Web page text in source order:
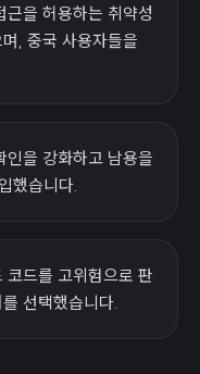
을 허용하는 취약성
, 중국 사용자들을
인을 강화하고 남용을
했습니다.
코드를 고위험으로 판
선택했습니다.